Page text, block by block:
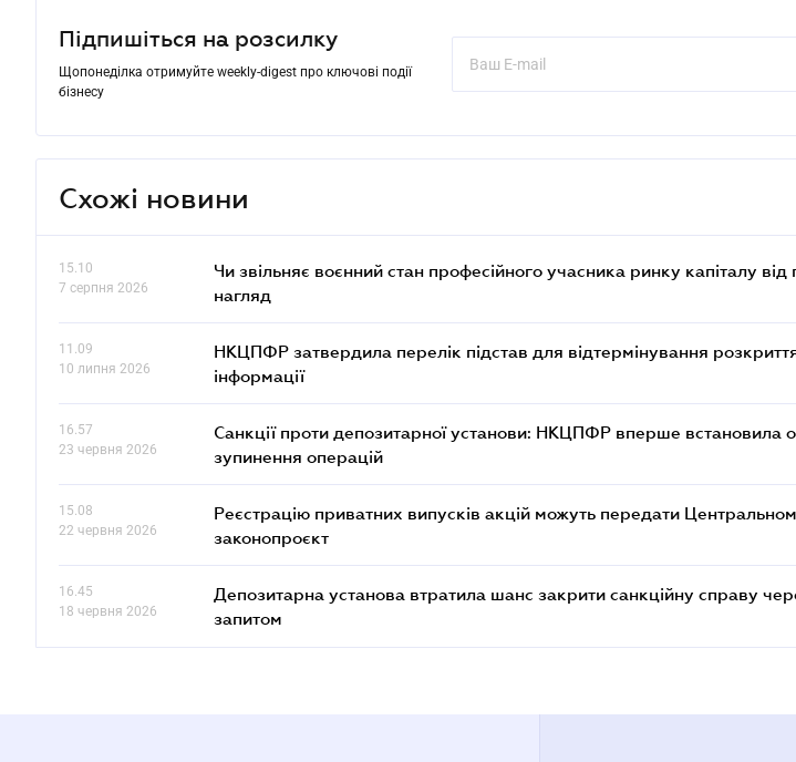
Підпишіться на розсилку
Щопонеділка отримуйте weekly-digest про ключові події
бізнесу
Схожі новини
15.10
7 серпня 2026
Чи звільняє воєнний стан професійного учасника ринку капіталу
нагляд
11.09
10 липня 2026
НКЦПФР затвердила перелік підстав для відтермінування
інформації
16.57
23 червня 2026
Санкції проти депозитарної установи: НКЦПФР вперше встановила
зупинення операцій
15.08
22 червня 2026
Реєстрацію приватних випусків акцій можуть передати
законопроєкт
16.45
18 червня 2026
Депозитарна установа втратила шанс закрити санкційну справу
запитом